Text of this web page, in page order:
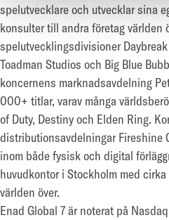
spelutvecklare och utvecklar sina
konsulter till andra företag världen
spelutvecklingsdivisioner Daybreak
Toadman Studios och Big Blue
koncernens marknadsavdelning
000+ titlar, varav många
of Duty, Destiny och Elden Ring.
distributionsavdelningar Fireshine
inom både fysisk och digital
huvudkontor i Stockholm med
världen över.
Enad Global 7 är noterat på